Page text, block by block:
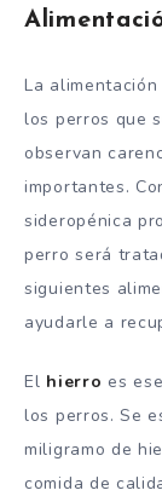
La
los perros que
observan
importantes.
sideropénica
perro será
siguientes
ayudarle a
El hierro es
los perros. Se
miligramo de
comida de